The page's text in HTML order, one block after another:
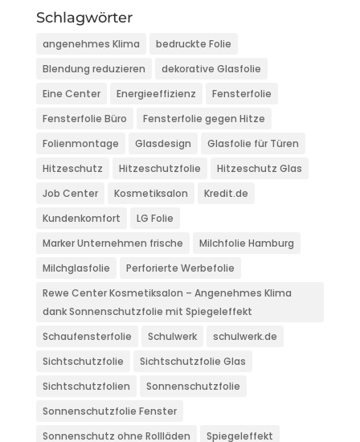
Schlagwörter
angenehmes Klima
bedruckte Folie
Blendung reduzieren
dekorative Glasfolie
Eine Center
Energieeffizienz
Fensterfolie
Fensterfolie Büro
Fensterfolie gegen Hitze
Folienmontage
Glasdesign
Glasfolie für Türen
Hitzeschutz
Hitzeschutzfolie
Hitzeschutz Glas
Job Center
Kosmetiksalon
Kredit.de
Kundenkomfort
LG Folie
Marker Unternehmen frische
Milchfolie Hamburg
Milchglasfolie
Perforierte Werbefolie
Rewe Center Kosmetiksalon – Angenehmes Klima
dank Sonnenschutzfolie mit Spiegeleffekt
Schaufensterfolie
Schulwerk
schulwerk.de
Sichtschutzfolie
Sichtschutzfolie Glas
Sichtschutzfolien
Sonnenschutzfolie
Sonnenschutzfolie Fenster
Sonnenschutz ohne Rollläden
Spiegeleffekt